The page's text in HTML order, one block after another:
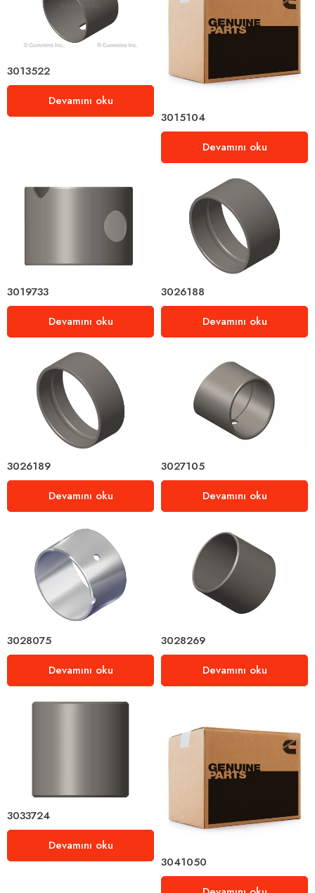
3013522
Devamını oku
3015104
Devamını oku
3019733
Devamını oku
3026188
Devamını oku
3026189
Devamını oku
3027105
Devamını oku
3028075
Devamını oku
3028269
Devamını oku
3033724
Devamını oku
3041050